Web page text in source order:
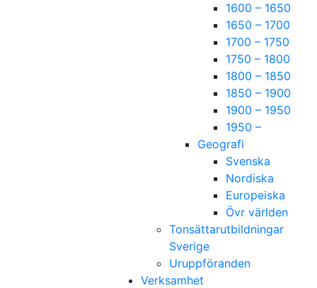
1600 – 1650
1650 – 1700
1700 – 1750
1750 – 1800
1800 – 1850
1850 – 1900
1900 – 1950
1950 –
Geografi
Svenska
Nordiska
Europeiska
Övr världen
Tonsättarutbildningar
Sverige
Uruppföranden
Verksamhet